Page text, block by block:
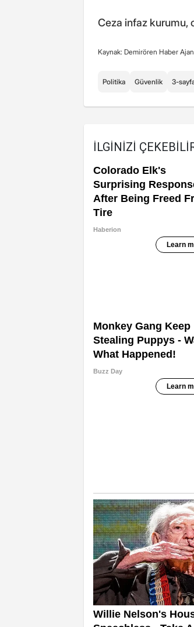
Ceza infaz kurumu,
Kaynak: Demirören Haber
Politika Güvenlik 3-